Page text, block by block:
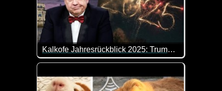
Kalkofe Jahresrückblick 2025: Trump, Merz und anderer Mist - extra 3
Danke für nichts, 2025! Hier kommt der ultimative